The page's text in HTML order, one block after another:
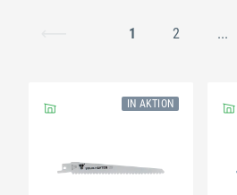
1 2 ...
IN AKTION